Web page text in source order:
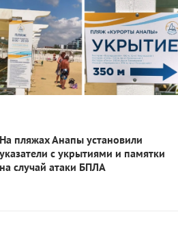
На пляжах Анапы установили
указатели с укрытиями и памятки
на случай атаки БПЛА